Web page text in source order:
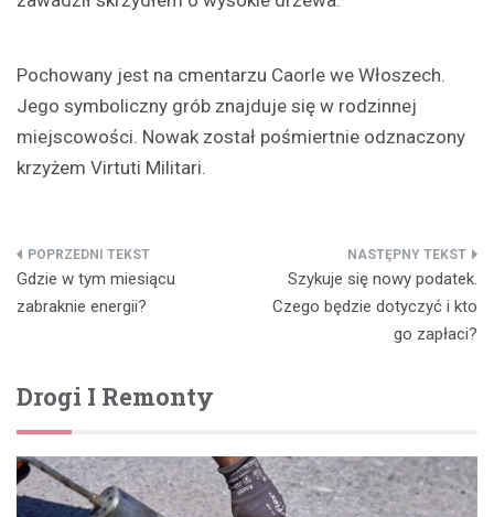
Pochowany jest na cmentarzu Caorle we Włoszech.
Jego symboliczny grób znajduje się w rodzinnej
miejscowości. Nowak został pośmiertnie odznaczony
krzyżem Virtuti Militari.
Nawigacja
wpisu
Gdzie w tym miesiącu
zabraknie energii?
Szykuje się nowy podatek.
Czego będzie dotyczyć i kto
go zapłaci?
Drogi I Remonty